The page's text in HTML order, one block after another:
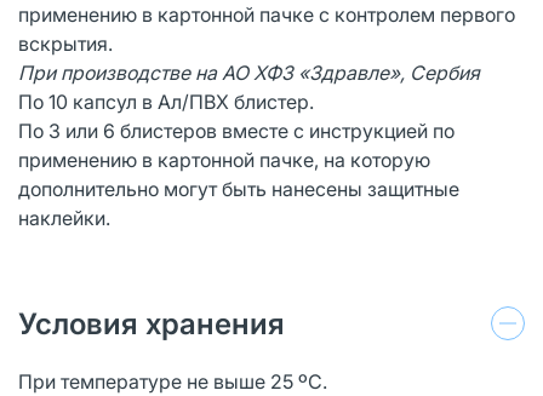
применению в картонной пачке с контролем первого
вскрытия.
При производстве на АО ХФЗ «Здравле», Сербия
По 10 капсул в Ал/ПВХ блистер.
По 3 или 6 блистеров вместе с инструкцией по
применению в картонной пачке, на которую
дополнительно могут быть нанесены защитные
наклейки.
Условия хранения
При температуре не выше 25 ºС.